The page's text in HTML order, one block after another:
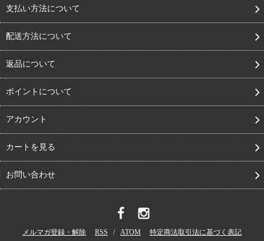
支払い方法について
配送方法について
返品について
ポイントについて
アカウント
カートを見る
お問い合わせ
メルマガ登録・解除 RSS / ATOM 特定商法取引法に基づく表記